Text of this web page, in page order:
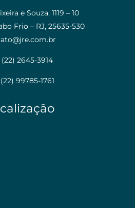
e Souza, 1119 – 10
Frio – RJ, 25635-530
(22) 2645-3914
99785-1761